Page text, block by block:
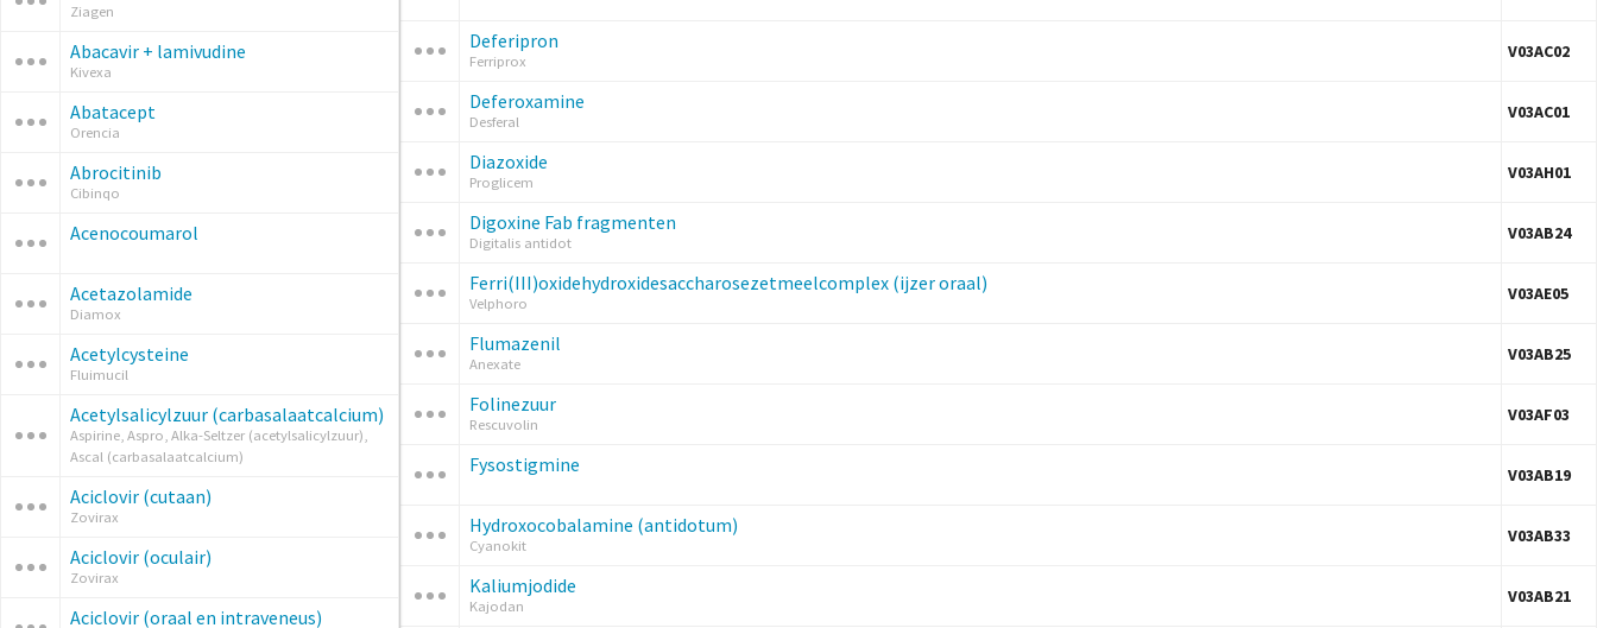
Ziagen
Abacavir + lamivudine
Kivexa
Abatacept
Orencia
Abrocitinib
Cibinqo
Acenocoumarol
Acetazolamide
Diamox
Acetylcysteine
Fluimucil
Acetylsalicylzuur (carbasalaatcalcium)
Aspirine, Aspro, Alka-Seltzer (acetylsalicylzuur),
Ascal (carbasalaatcalcium)
Aciclovir (cutaan)
Zovirax
Aciclovir (oculair)
Zovirax
Aciclovir (oraal en intraveneus)
Deferipron
Ferriprox V03AC02
Deferoxamine
Desferal V03AC01
Diazoxide
Proglicem V03AH01
Digoxine Fab fragmenten
Digitalis antidot V03AB24
Ferri(III)oxidehydroxidesaccharosezetmeelcomplex (ijzer oraal)
Velphoro V03AE05
Flumazenil
Anexate V03AB25
Folinezuur
Rescuvolin V03AF03
Fysostigmine V03AB19
Hydroxocobalamine (antidotum)
Cyanokit V03AB33
Kaliumjodide
Kajodan V03AB21